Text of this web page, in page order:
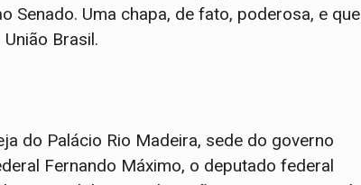
Senado. Uma chapa, de fato, poderosa, e que
Brasil.
do Palácio Rio Madeira, sede do governo
Fernando Máximo, o deputado federal